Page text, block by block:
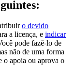
o devido
a licença, e indicar
pode fazê-lo de
não de uma forma
o apoia ou aprova o